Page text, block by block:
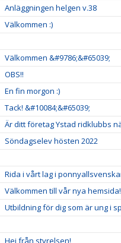
Anläggningen helgen v.38
Välkommen :)
Välkommen &#9786;&#65039;
OBS!!
En fin morgon :)
Tack! &#10084;&#65039;
Är ditt företag Ystad ridklubbs
Söndagselev hösten 2022
Rida i vårt lag i
Välkommen till vår nya hemsida!
Utbildning för dig som är ung i
Hej från styrelsen!